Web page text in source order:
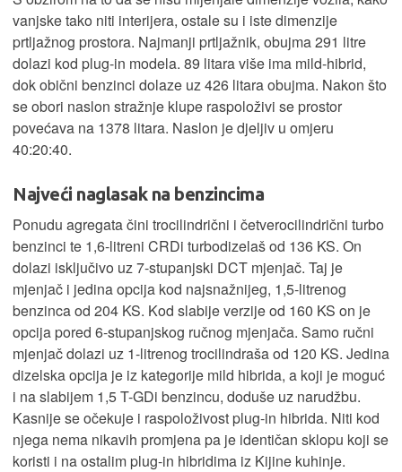
vanjske tako niti interijera, ostale su i iste dimenzije
prtljažnog prostora. Najmanji prtljažnik, obujma 291 litre
dolazi kod plug-in modela. 89 litara više ima mild-hibrid,
dok obični benzinci dolaze uz 426 litara obujma. Nakon što
se obori naslon stražnje klupe raspoloživi se prostor
povećava na 1378 litara. Naslon je djeljiv u omjeru
40:20:40.
Najveći naglasak na benzincima
Ponudu agregata čini trocilindrični i četverocilindrični turbo
benzinci te 1,6-litreni CRDi turbodizelaš od 136 KS. On
dolazi isključivo uz 7-stupanjski DCT mjenjač. Taj je
mjenjač i jedina opcija kod najsnažnijeg, 1,5-litrenog
benzinca od 204 KS. Kod slabije verzije od 160 KS on je
opcija pored 6-stupanjskog ručnog mjenjača. Samo ručni
mjenjač dolazi uz 1-litrenog trocilindraša od 120 KS. Jedina
dizelska opcija je iz kategorije mild hibrida, a koji je moguć
i na slabijem 1,5 T-GDi benzincu, doduše uz narudžbu.
Kasnije se očekuje i raspoloživost plug-in hibrida. Niti kod
njega nema nikavih promjena pa je identičan sklopu koji se
koristi i na ostalim plug-in hibridima iz Kijine kuhinje.